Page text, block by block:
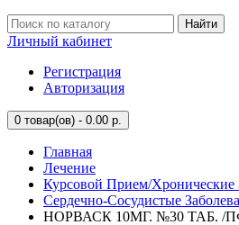
Найти
Личный кабинет
Регистрация
Авторизация
0 товар(ов) - 0.00 р.
Главная
Лечение
Курсовой Прием/Хронические
Сердечно-Сосудистые
НОРВАСК 10МГ. №30 ТАБ.